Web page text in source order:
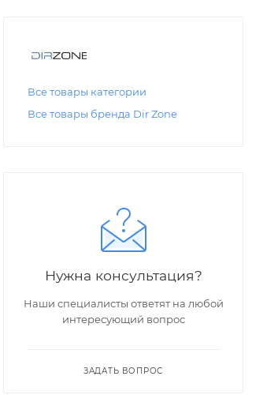
Все товары категории
Все товары бренда Dir Zone
Нужна консультация?
Наши специалисты ответят на любой
интересующий вопрос
ЗАДАТЬ ВОПРОС